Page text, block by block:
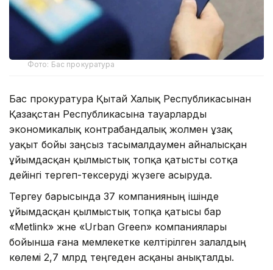
Фото: Бас прокуратура
Бас прокуратура Қытай Халық Республикасынан
Қазақстан Республикасына тауарларды
экономикалық контрабандалық жолмен ұзақ
уақыт бойы заңсыз тасымалдаумен айналысқан
ұйымдасқан қылмыстық топқа қатысты сотқа
дейінгі тергеп-тексеруді жүзеге асыруда.
Тергеу барысында 37 компанияның ішінде
ұйымдасқан қылмыстық топқа қатысы бар
«Metlink» және «Urban Green» компаниялары
бойынша ғана мемлекетке келтірілген залалдың
көлемі 2,7 млрд теңгеден асқаны анықталды.